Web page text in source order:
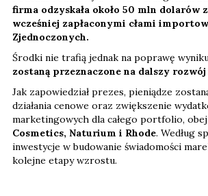
firma odzyskała około 50 mln dolarów
wcześniej zapłaconymi cłami
Zjednoczonych.
Środki nie trafią jednak na poprawę
zostaną przeznaczone na dalszy rozwój
Jak zapowiedział prezes, pieniądze
działania cenowe oraz zwiększenie
marketingowych dla całego portfolio,
Cosmetics, Naturium i Rhode. Według
inwestycje w budowanie świadomości
kolejne etapy wzrostu.